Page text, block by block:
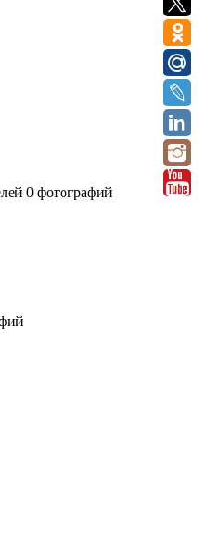
0 фотографий